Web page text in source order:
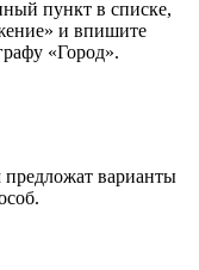
пункт в списке,
и впишите
«Город».
предложат варианты